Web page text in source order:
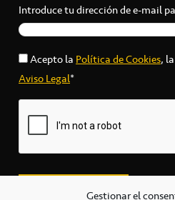
Gestionar el
Introduce tu dirección de e-mail
Acepto laPolítica de Cookies, la
Aviso Legal*